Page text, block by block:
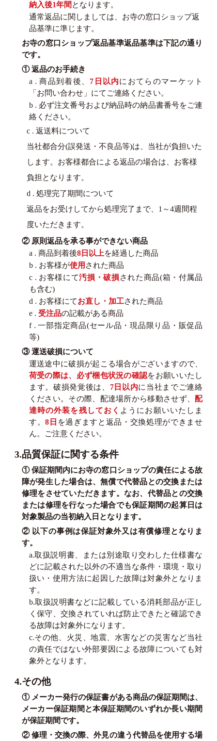
納入後1年間 となります。
通常返品に関しましては、お寺の窓口ショップ返
品基準に準じます。
お寺の窓口ショップ返品基準返品基準は下記の通り
です。
① 返品のお手続き
a . 商品到着後、 7日以内におてらのマーケット
「お問い合わせ」にてご連絡ください。
b . 必ず注文番号および納品時の納品書番号をご連
絡ください。
c . 返送料について
当社都合分(誤発送・不良品等)は、当社が負担いた
します。お客様都合による返品の場合は、お客様
負担となります。
d . 処理完了期間について
返品をお受けしてから処理完了まで、1～4週間程
度いただきます。
② 原則返品を承る事ができない商品
a . 商品到着後8日以上を経過した商品
b . お客様が使用 された商品
c . お客様にて汚損・破損 された商品(箱・付属品
も含む)
d . お客様にてお直し・加工された商品
e . 受注品の記載がある商品
f . 一部指定商品(セール品・現品限り品・販促品
等)
③ 運送破損について
運送途中に破損が起こる場合がございますので、
荷受の際は、必ず梱包状況の確認をお願いいたし
ます。破損発覚後は、 7日以内に当社までご連絡
ください。その際、配達場所から移動させず、配
達時の外装を残しておく ようにお願いいたしま
す。8日 を過ぎますと返品・交換処理ができませ
ん。ご注意ください。
3.品質保証に関する条件
① 保証期間内にお寺の窓口ショップの責任による故
障が発生した場合は、無償で代替品との交換または
修理をさせていただきます。なお、代替品との交換
または修理を行なった場合でも保証期間の起算日は
対象製品の当初納入日となります。
② 以下の事例は保証対象外又は有償修理となりま
す。
a.取扱説明書、または別途取り交わした仕様書な
どに記載された以外の不適当な条件・環境・取り
扱い・使用方法に起因した故障は対象外となりま
す。
b.取扱説明書などに記載している消耗部品が正し
く保守、交換されていれば防止できたと確認でき
る故障は対象外になります。
c.その他、火災、地震、水害などの災害など当社
の責任ではない外部要因による故障についても対
象外となります。
4.その他
① メーカー発行の保証書がある商品の保証期間は、
メーカー保証期間と本保証期間のいずれか長い期間
が保証期間です。
② 修理・交換の際、外見の違う代替品を使用する場